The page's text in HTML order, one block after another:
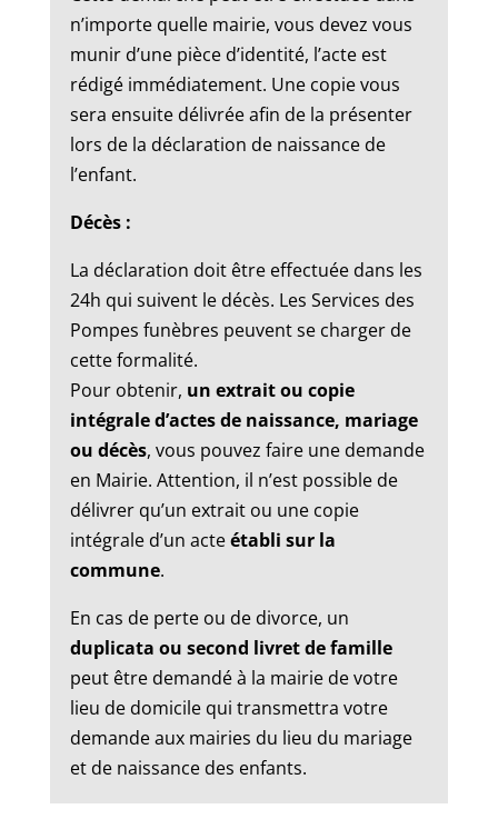
n’importe quelle mairie, vous devez vous
munir d’une pièce d’identité, l’acte est
rédigé immédiatement. Une copie vous
sera ensuite délivrée afin de la présenter
lors de la déclaration de naissance de
l’enfant.
Décès :
La déclaration doit être effectuée dans les
24h qui suivent le décès. Les Services des
Pompes funèbres peuvent se charger de
cette formalité.
Pour obtenir, un extrait ou copie
intégrale d’actes de naissance, mariage
ou décès, vous pouvez faire une demande
en Mairie. Attention, il n’est possible de
délivrer qu’un extrait ou une copie
intégrale d’un acteétabli sur la
commune.
En cas de perte ou de divorce, un
duplicata ou second livret de famille
peut être demandé à la mairie de votre
lieu de domicile qui transmettra votre
demande aux mairies du lieu du mariage
et de naissance des enfants.